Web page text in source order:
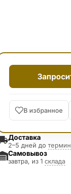
В избранное
Доставка
2–5 дней до
Самовывоз
завтра, из 1 склада